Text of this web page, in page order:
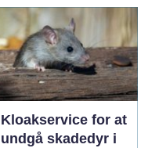
Kloakservice for at
undgå skadedyr i